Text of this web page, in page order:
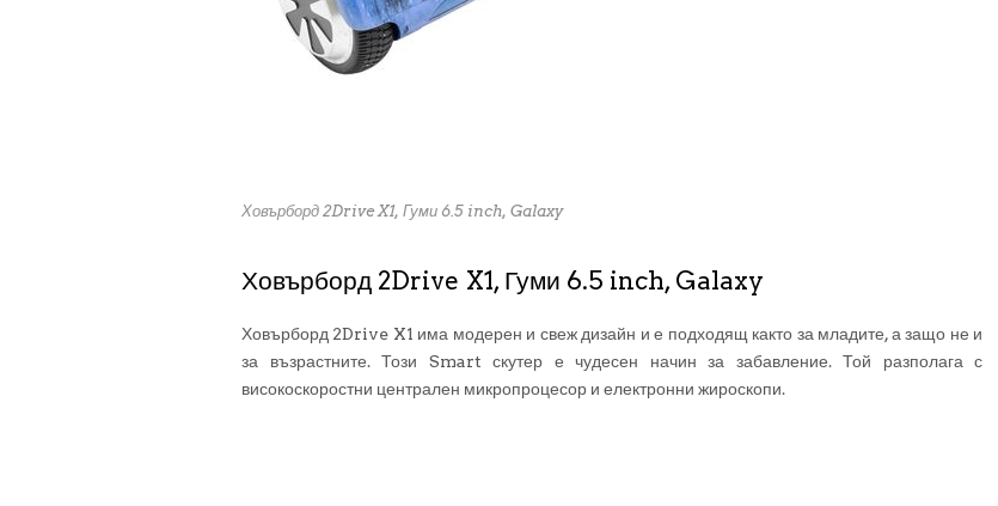
Ховърборд 2Drive X1, Гуми 6.5 inch, Galaxy
Ховърборд 2Drive X1, Гуми 6.5 inch, Galaxy
Ховърборд 2Drive X1 има модерен и свеж дизайн и е подходящ както за младите, а защо не и
за възрастните. Този Smart скутер е чудесен начин за забавление. Той разполага с
високоскоростни централен микропроцесор и електронни жироскопи.